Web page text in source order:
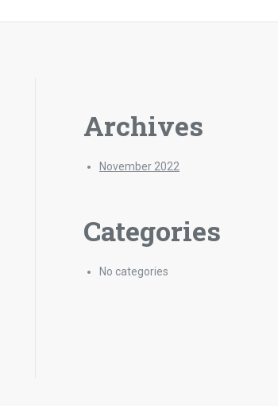
Archives
November 2022
Categories
No categories